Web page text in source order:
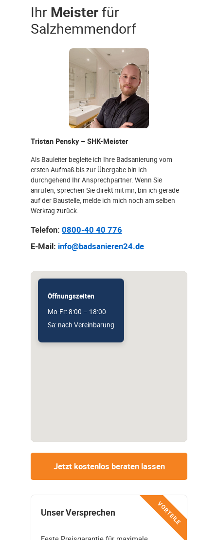
Ihr Meisterfür
Salzhemmendorf
Tristan Pensky – SHK-Meister
Als Bauleiter begleite ich Ihre Badsanierung vom
ersten Aufmaß bis zur Übergabe bin ich
durchgehend Ihr Ansprechpartner. Wenn Sie
anrufen, sprechen Sie direkt mit mir; bin ich gerade
auf der Baustelle, melde ich mich noch am selben
Werktag zurück.
Telefon: 0800-40 40 776
E-Mail: info@badsanieren24.de
Öffnungszeiten
Mo-Fr: 8:00 – 18:00
Sa: nach Vereinbarung
Jetzt kostenlos beraten lassen
VORTEILE
Unser Versprechen